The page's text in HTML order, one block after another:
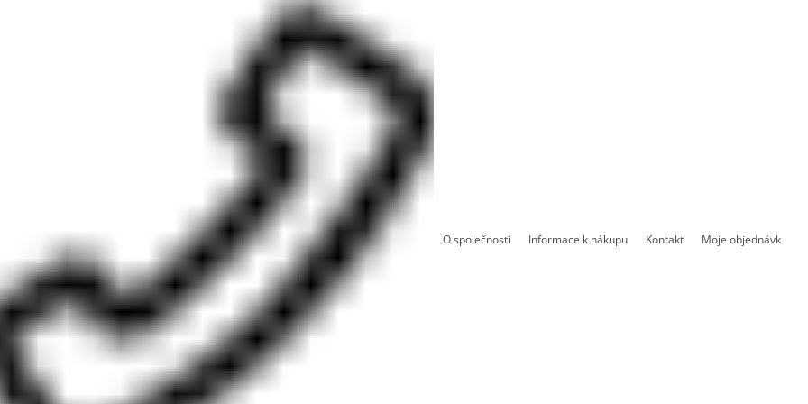
O společnosti Informace k nákupu Kontakt Moje objednávka